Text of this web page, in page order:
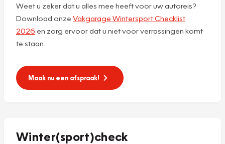
Weet u zeker dat u alles mee heeft voor uw autoreis?
Download onze Vakgarage Wintersport Checklist
2026 en zorg ervoor dat u niet voor verrassingen komt
te staan.
Maak nu een afspraak!
Winter(sport)check